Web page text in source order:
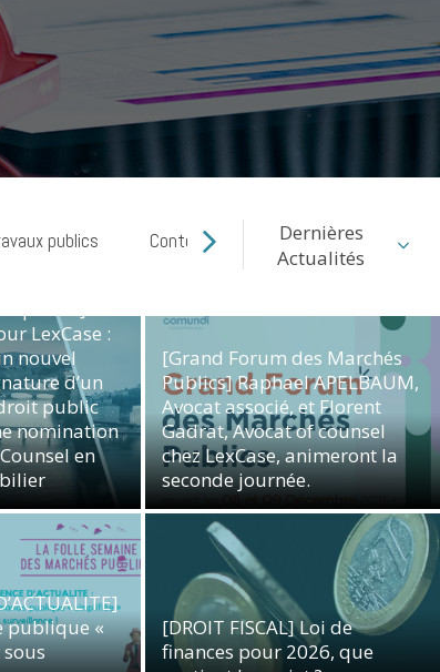
publics Contentieux commercial Cyber
Dernières
Actualités
LexCase :
nouvel
d’un
public
nomination
en
de presse
[Grand Forum des Marchés
Publics] Raphael APELBAUM,
Avocat associé, et Florent
Gadrat, Avocat of counsel
chez LexCase, animeront la
seconde journée.Droit Public des Affaires
publique «
[DROIT FISCAL] Loi de
finances pour 2026, que